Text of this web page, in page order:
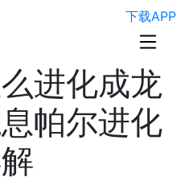
下载APP
进化成龙
帕尔进化